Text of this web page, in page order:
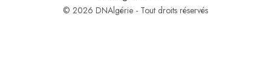
© 2026 DNAlgérie - Tout droits réservés